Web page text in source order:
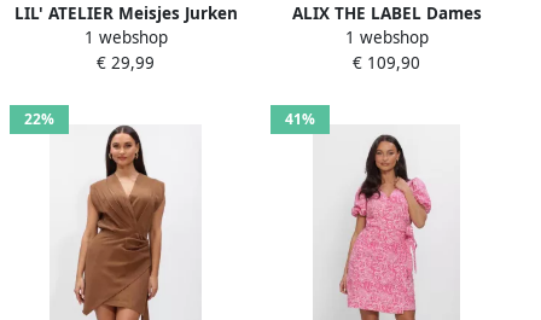
LIL' ATELIER Meisjes Jurken
Nmfkilano Ruj Ls Loose
Sweat Dress Lil Bruin
1 webshop
€ 29,99
ALIX THE LABEL Dames
Jurken Ladies Knitted Alix T-
shirt Dress Bruin
1 webshop
€ 109,90
22% 41%